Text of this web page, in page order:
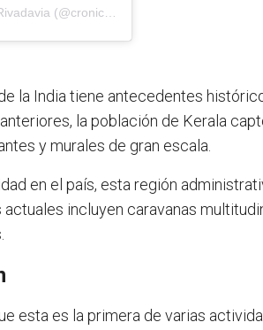
Una publicación compartida por Diario Crónica Comodoro Rivadavia (@cronicacrd)
la India tiene antecedentes
la población de Kerala
y murales de gran escala.
en el país, esta región
incluyen caravanas
esta es la primera de varias